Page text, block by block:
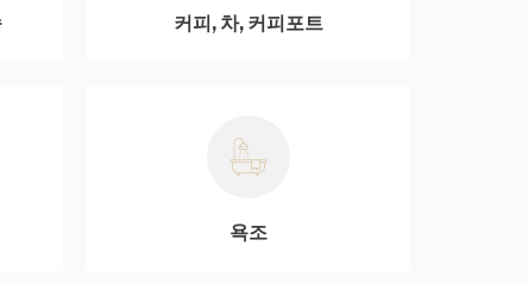
커피, 차, 커피포트
욕조